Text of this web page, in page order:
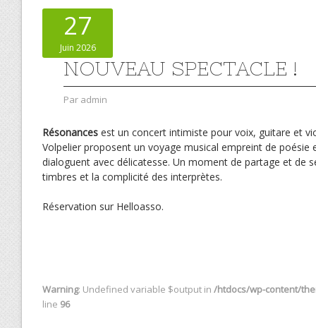
27
Juin 2026
NOUVEAU SPECTACLE !
Par admin
Résonances est un concert intimiste pour voix, guitare et
Volpelier proposent un voyage musical empreint de poésie
dialoguent avec délicatesse. Un moment de partage et de
timbres et la complicité des interprètes.
Réservation sur Helloasso.
Warning: Undefined variable $output in /htdocs/wp-content/
line 96